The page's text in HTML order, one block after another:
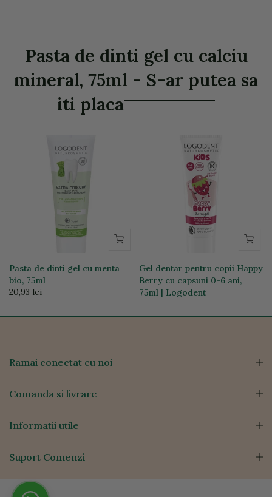
Pasta de dinti gel cu calciu
mineral, 75ml - S-ar putea sa
iti placa
Pasta de dinti gel cu menta
bio, 75ml
20,93 lei
Gel dentar pentru copii Happy
Berry cu capsuni 0-6 ani,
75ml | Logodent
Ramai conectat cu noi
Comanda si livrare
Informatii utile
Suport Comenzi